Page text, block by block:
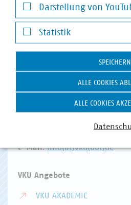
Hausanschrift und Kontakt
VKU-Hauptgeschäftsstelle
Invalidenstr. 91
10115 Berlin
E-Mail:info(at)vku(dot)de
VKU Angebote
VKU AKADEMIE
Darstellung von
Darstellung von YouTube-
Statistik
Statistik
SPEICHERN
ALLE COOKIES
ALLE COOKIES